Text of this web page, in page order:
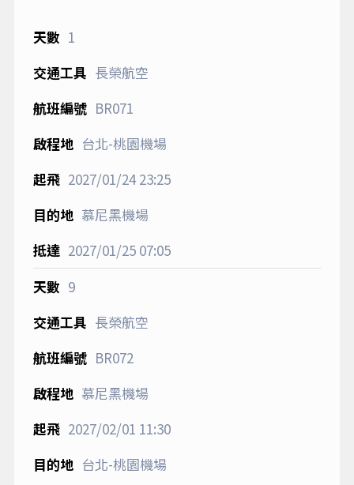
1
長榮航空
BR071
台北-桃園機場
2027/01/2423:25
慕尼黑機場
2027/01/2507:05
9
長榮航空
BR072
慕尼黑機場
2027/02/01 11:30
台北-桃園機場